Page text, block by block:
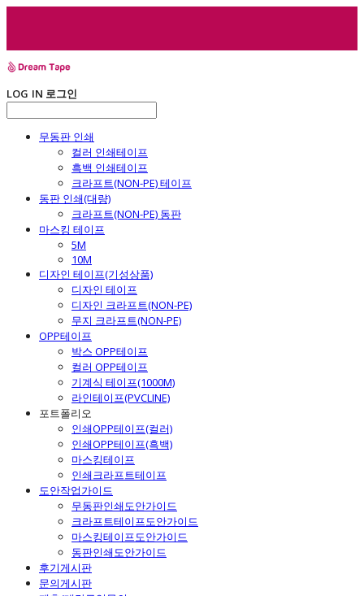
LOG IN 로그인
무동판 인쇄
컬러 인쇄테이프
흑백 인쇄테이프
크라프트(NON-PE) 테이프
동판 인쇄(대량)
크라프트(NON-PE) 동판
마스킹 테이프
5M
10M
디자인 테이프(기성상품)
디자인 테이프
디자인 크라프트(NON-PE)
무지 크라프트(NON-PE)
OPP테이프
박스 OPP테이프
컬러 OPP테이프
기계식 테이프(1000M)
라인테이프(PVCLINE)
포트폴리오
인쇄OPP테이프(컬러)
인쇄OPP테이프(흑백)
마스킹테이프
인쇄크라프트테이프
도안작업가이드
무동판인쇄도안가이드
크라프트테이프도안가이드
마스킹테이프도안가이드
동판인쇄도안가이드
후기게시판
문의게시판